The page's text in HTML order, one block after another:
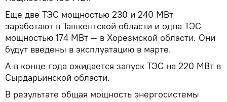
Еще две ТЭС мощностью 230 и 240 МВт
заработают в Ташкентской области и одна ТЭС
мощностью 174 МВт — в Хорезмской области. Они
будут введены в эксплуатацию в марте.
А в конце года ожидается запуск ТЭС на 220 МВт в
Сырдарьинской области.
В результате общая мощность энергосистемы